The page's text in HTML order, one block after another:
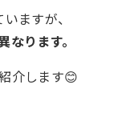
ますが、
ります。
介します😊